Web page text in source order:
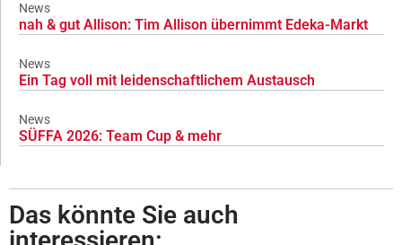
News
nah & gut Allison: Tim Allison übernimmt Edeka-Markt
News
Ein Tag voll mit leidenschaftlichem Austausch
News
SÜFFA 2026: Team Cup & mehr
Das könnte Sie auch